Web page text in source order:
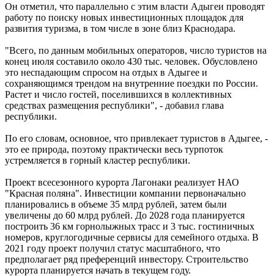
Он отметил, что параллельно с этим власти Адыгеи проводят
работу по поиску новых инвестиционных площадок для
развития туризма, в том числе в зоне близ Краснодара.
"Всего, по данным мобильных операторов, число туристов на
конец июля составило около 430 тыс. человек. Обусловлено
это неспадающим спросом на отдых в Адыгее и
сохраняющимся трендом на внутренние поездки по России.
Растет и число гостей, поселившихся в коллективных
средствах размещения республики", - добавил глава
республики.
По его словам, основное, что привлекает туристов в Адыгее, -
это ее природа, поэтому практически весь турпоток
устремляется в горный кластер республики.
Проект всесезонного курорта Лагонаки реализует НАО
"Красная поляна". Инвестиции компании первоначально
планировались в объеме 35 млрд рублей, затем были
увеличены до 60 млрд рублей. До 2028 года планируется
построить 36 км горнолыжных трасс и 3 тыс. гостиничных
номеров, круглогодичные сервисы для семейного отдыха. В
2021 году проект получил статус масштабного, что
предполагает ряд преференций инвестору. Строительство
курорта планируется начать в текущем году.